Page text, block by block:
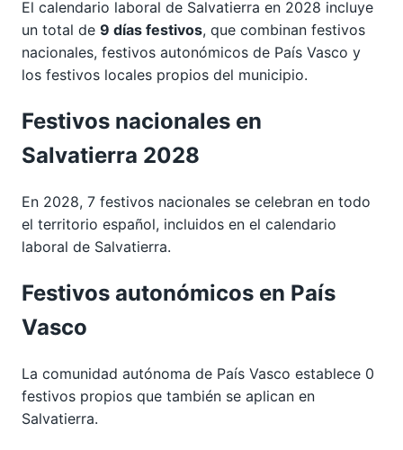
El calendario laboral de Salvatierra en 2028 incluye
un total de 9 días festivos, que combinan festivos
nacionales, festivos autonómicos de País Vasco y
los festivos locales propios del municipio.
Festivos nacionales en
Salvatierra 2028
En 2028, 7 festivos nacionales se celebran en todo
el territorio español, incluidos en el calendario
laboral de Salvatierra.
Festivos autonómicos en País
Vasco
La comunidad autónoma de País Vasco establece 0
festivos propios que también se aplican en
Salvatierra.